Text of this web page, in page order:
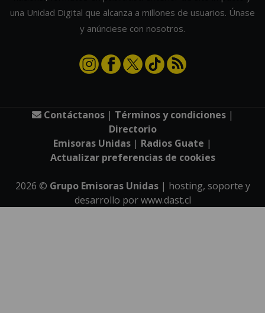
una Unidad Digital que alcanza a millones de usuarios. Únase
y anúnciese con nosotros.
Contáctanos| Términos y condiciones|
Directorio
Emisoras Unidas | Radios Guate |
Actualizar preferencias de cookies
2026 © Grupo Emisoras Unidas| hosting, soporte y
desarrollo porwww.dast.cl